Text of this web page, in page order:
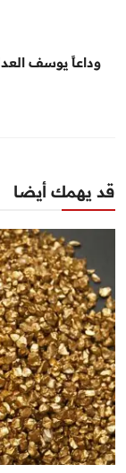
وداعاً يوسف
قد يهمك أيضا